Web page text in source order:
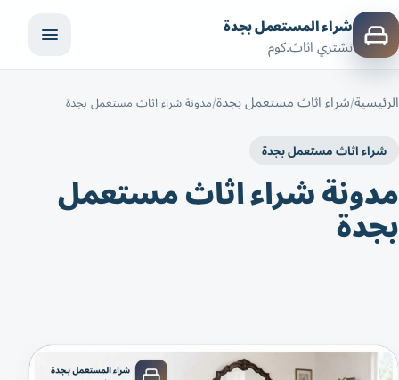
شراء المستعمل بجدة
نشتري اثاث.كوم
الرئيسية شراء اثاث مستعمل بجدة مدونة شراء اثاث مستعمل بجدة
شراء اثاث مستعمل بجدة
مدونة شراء اثاث مستعمل
بجدة